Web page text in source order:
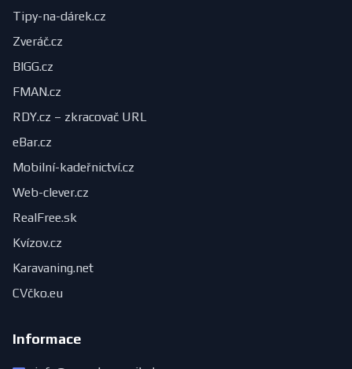
Tipy-na-dárek.cz
Zveráč.cz
BIGG.cz
FMAN.cz
RDY.cz – zkracovač URL
eBar.cz
Mobilní-kadeřnictví.cz
Web-clever.cz
RealFree.sk
Kvízov.cz
Karavaning.net
CVčko.eu
Informace